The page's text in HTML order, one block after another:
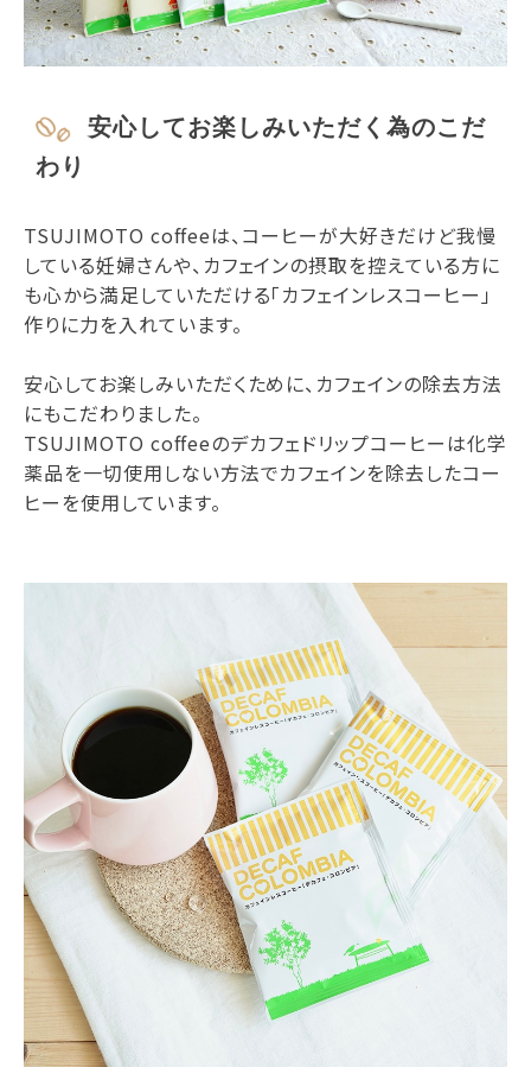
安心してお楽しみいただく為のこだ
わり
TSUJIMOTO coffeeは、コーヒーが大好きだけど我慢
している妊婦さんや、カフェインの摂取を控えている方に
も心から満足していただける「カフェインレスコーヒー」
作りに力を入れています。
安心してお楽しみいただくために、カフェインの除去方法
にもこだわりました。
TSUJIMOTO coffeeのデカフェドリップコーヒーは化学
薬品を一切使用しない方法でカフェインを除去したコー
ヒーを使用しています。